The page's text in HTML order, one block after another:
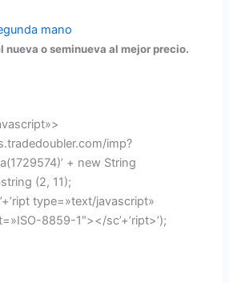
mano
nueva o seminueva al mejor precio.
imp?
+ new String
(2, 11);
type=»text/javascript»
8859-1″></sc’+’ript>’);